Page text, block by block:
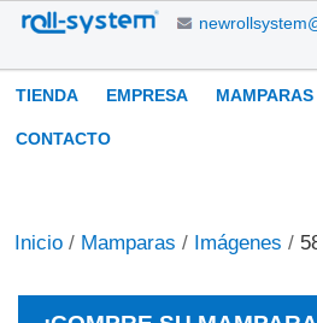
Cambiar
contenido.
Saltar
Navegación
TIENDA EMPRESA MAMPARAS
CONTACTO
Inicio / Mamparas / Imágenes /